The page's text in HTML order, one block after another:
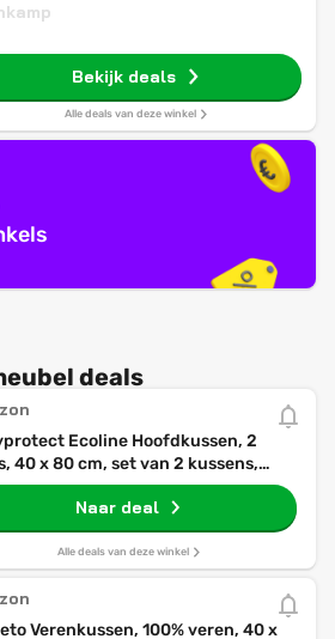
Bekijk deals
Alle deals van deze winkel
deals
Ecoline Hoofdkussen, 2
40 x 80 cm, set van 2 kussens,
beddengoedset van 100%
wasbaar, wit
Naar deal
Alle deals van deze winkel
Verenkussen, 100% veren, 40 x